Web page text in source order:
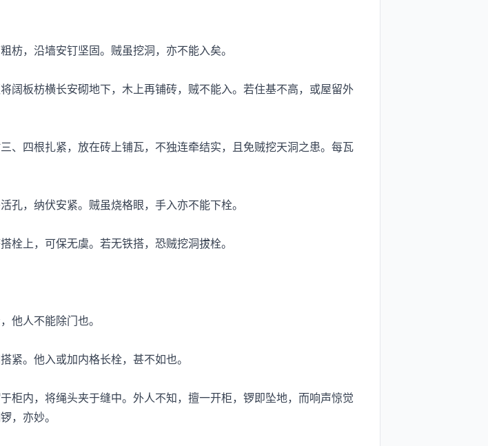
，沿墙安钉坚固。贼虽挖洞，亦不能入矣。
板枋横长安砌地下，木上再铺砖，贼不能入。若住基不高，或屋留外
四根扎紧，放在砖上铺瓦，不独连牵结实，且免贼挖天洞之患。每瓦
，纳伏安紧。贼虽烧格眼，手入亦不能下栓。
上，可保无虞。若无铁搭，恐贼挖洞拔栓。
人不能除门也。
。他入或加内格长栓，甚不如也。
内，将绳头夹于缝中。外人不知，擅一开柜，锣即坠地，而响声惊觉
，亦妙。